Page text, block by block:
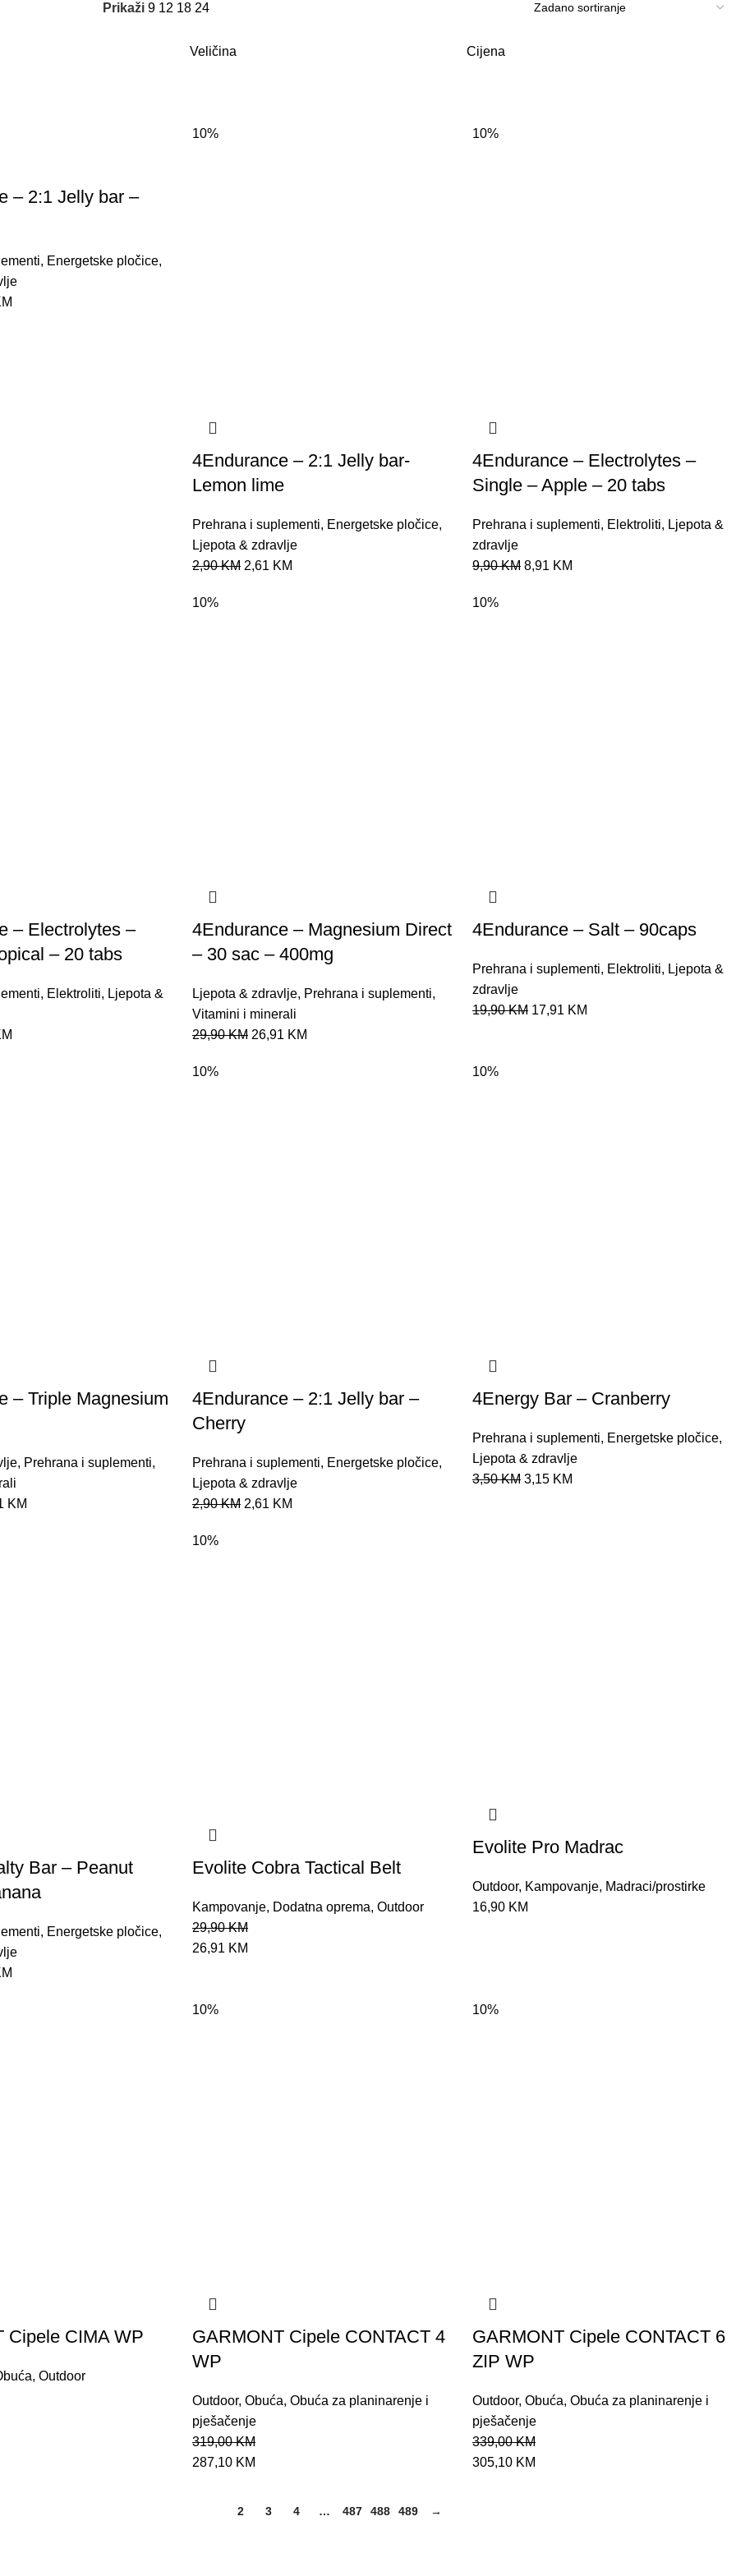
Prikaži 9 12 18 24
Veličina Cijena
– 2:1 Jelly bar –
, Energetske pločice,
10%
4Endurance – 2:1 Jelly bar-
Lemon lime
Prehrana i suplementi, Energetske pločice,
Ljepota & zdravlje
2,90KM 2,61 KM
10%
4Endurance – Electrolytes –
Single – Apple – 20 tabs
Prehrana i suplementi, Elektroliti, Ljepota &
zdravlje
9,90KM 8,91 KM
– Electrolytes –
– 20 tabs
, Elektroliti, Ljepota &
10%
4Endurance – Magnesium Direct
– 30 sac – 400mg
Ljepota & zdravlje, Prehrana i suplementi,
Vitamini i minerali
29,90KM 26,91 KM
10%
4Endurance – Salt – 90caps
Prehrana i suplementi, Elektroliti, Ljepota &
zdravlje
19,90KM 17,91 KM
– Triple Magnesium
, Prehrana i suplementi,
KM
10%
4Endurance – 2:1 Jelly bar –
Cherry
Prehrana i suplementi, Energetske pločice,
Ljepota & zdravlje
2,90KM 2,61 KM
10%
4Energy Bar – Cranberry
Prehrana i suplementi, Energetske pločice,
Ljepota & zdravlje
3,50KM 3,15 KM
Bar – Peanut
, Energetske pločice,
10%
Evolite Cobra Tactical Belt
Kampovanje, Dodatna oprema, Outdoor
29,90KM
26,91 KM
Evolite Pro Madrac
Outdoor, Kampovanje, Madraci/prostirke
16,90 KM
Cipele CIMA WP
, Outdoor
10%
GARMONT Cipele CONTACT 4
WP
Outdoor, Obuća, Obuća za planinarenje i
pješačenje
319,00KM
287,10 KM
10%
GARMONT Cipele CONTACT 6
ZIP WP
Outdoor, Obuća, Obuća za planinarenje i
pješačenje
339,00KM
305,10 KM
2 3 4 … 487 488 489 →